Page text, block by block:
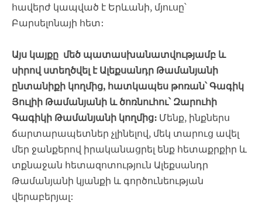
հավերժ կապված է Երևանի, մյուսը՝
Բարսելոնայի հետ:
Այս կայքը մեծ պատասխանատվությամբ և
սիրով ստեղծվել է Ալեքսանդր Թամանյանի
ընտանիքի կողմից, հատկապես թոռան՝ Գագիկ
Յուլիի Թամանյանի և ծոռնուհու՝ Զարուհի
Գագիկի Թամանյանի կողմից: Մենք, ինքներս
ճարտարապետներ չլինելով, մեկ տարուց ավել
մեր ջանքերով իրականացրել ենք հետաքրքիր և
տքնաջան հետազոտություն Ալեքսանդր
Թամանյանի կյանքի և գործունեության
վերաբերյալ: